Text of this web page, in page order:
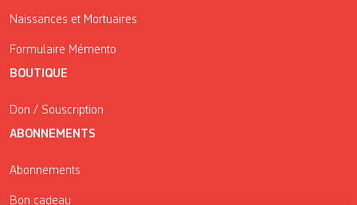
Naissances et Mortuaires
Formulaire Mémento
BOUTIQUE
Don / Souscription
ABONNEMENTS
Abonnements
Bon cadeau